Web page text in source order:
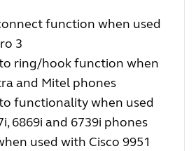
function when used
3
ring/hook function when
and Mitel phones
functionality when used
6869i and 6739i phones
used with Cisco 9951